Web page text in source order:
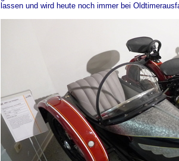
lassen und wird heute noch immer bei